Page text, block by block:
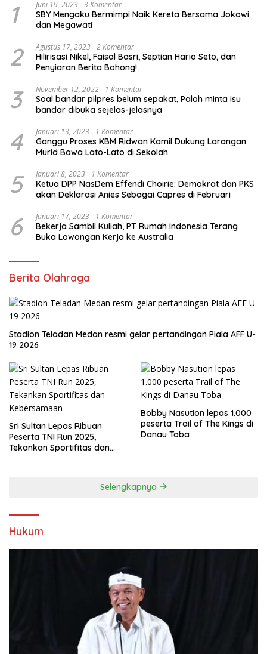
1 Juni 19, 2023 3 Komentar
SBY Mengaku Bermimpi Naik Kereta Bersama Jokowi
dan Megawati
2 Agustus 17, 2023 2 Komentar
Hilirisasi Nikel, Faisal Basri, Septian Hario Seto, dan
Penyiaran Berita Bohong!
3 November 12, 2022 1 Komentar
Soal bandar pilpres belum sepakat, Paloh minta isu
bandar dibuka sejelas-jelasnya
4 Januari 13, 2023 1 Komentar
Ganggu Proses KBM Ridwan Kamil Dukung Larangan
Murid Bawa Lato-Lato di Sekolah
5 Januari 8, 2023 1 Komentar
Ketua DPP NasDem Effendi Choirie: Demokrat dan PKS
akan Deklarasi Anies Sebagai Capres di Februari
6 Januari 17, 2023 1 Komentar
Bekerja Sambil Kuliah, PT Rumah Indonesia Terang
Buka Lowongan Kerja ke Australia
Berita Olahraga
Stadion Teladan Medan resmi gelar pertandingan Piala AFF U-
19 2026
Sri Sultan Lepas Ribuan
Peserta TNI Run 2025,
Tekankan Sportifitas dan
Bobby Nasution lepas 1.000
peserta Trail of The Kings di
Danau Toba
Selengkapnya
Hukum